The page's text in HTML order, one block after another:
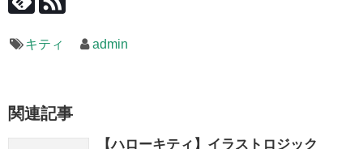
キティ admin
関連記事
【ハローキティ】イラストロジック